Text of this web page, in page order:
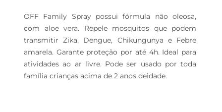
OFF Family Spray possui fórmula não oleosa,
com aloe vera. Repele mosquitos que podem
transmitir Zika, Dengue, Chikungunya e Febre
amarela. Garante proteção por até 4h. Ideal para
atividades ao ar livre. Pode ser usado por toda
família crianças acima de 2 anos deidade.